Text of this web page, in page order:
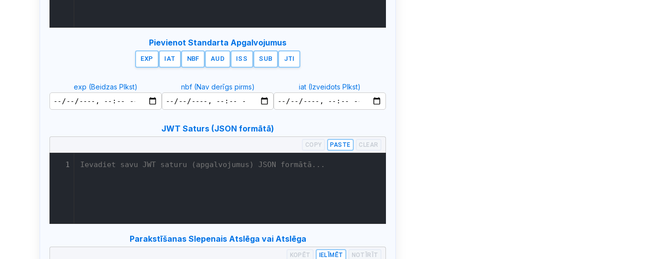
Pievienot Standarta Apgalvojumus
EXP IAT NBF AUD ISS SUB JTI
exp (Beidzas Plkst) nbf (Nav derīgs pirms) iat (Izveidots Plkst)
JWT Saturs (JSON formātā)
COPY PASTE CLEAR
1
Parakstīšanas Slepenais Atslēga vai Atslēga
KOPĒT IELĪMĒT NOTĪRĪT